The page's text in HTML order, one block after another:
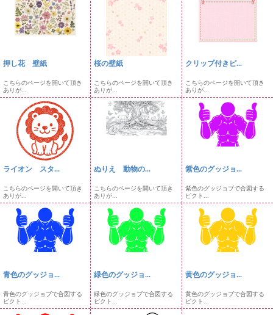
押し花 壁紙
こちらのページを開いて頂き
ありが...
桜の壁紙
こちらのページを開いて頂き
ありが...
クリップ付きピ...
こちらのページを開いて頂き
ありが...
ライオン スタ...
こちらのページを開いて頂き
ありが...
ぬりえ 動物の...
こちらのページを開いて頂き
ありが...
紫色のグッジョ...
紫色のグッジョブで合図する
ピクト...
青色のグッジョ...
青色のグッジョブで合図する
ピクト...
緑色のグッジョ...
緑色のグッジョブで合図する
ピクト...
黄色のグッジョ...
黄色のグッジョブで合図する
ピクト...